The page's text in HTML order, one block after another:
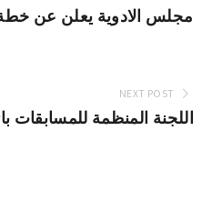
مجلس الادوية يعلن عن خطة
NEXT POST
اللجنة المنظمة للمسابقات